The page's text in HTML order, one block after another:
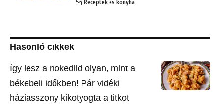
Receptek és konyha
Hasonló cikkek
Így lesz a nokedlid olyan, mint a
békebeli időkben! Pár vidéki
háziasszony kikotyogta a titkot